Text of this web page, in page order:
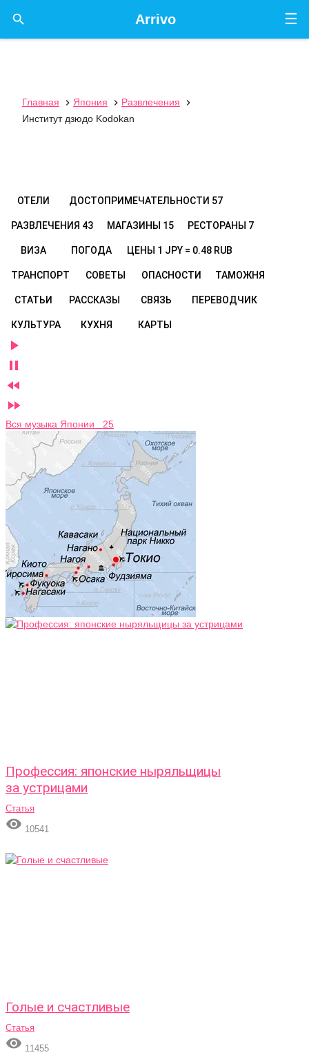
☰
Arrivo

Главная  Япония  Развлечения

Институт дзюдо Kodokan
ОТЕЛИ ДОСТОПРИМЕЧАТЕЛЬНОСТИ 57
РАЗВЛЕЧЕНИЯ 43 МАГАЗИНЫ 15 РЕСТОРАНЫ 7
ВИЗА ПОГОДА ЦЕНЫ 1 JPY = 0.48 RUB
ТРАНСПОРТ СОВЕТЫ ОПАСНОСТИ ТАМОЖНЯ
СТАТЬИ РАССКАЗЫ СВЯЗЬ ПЕРЕВОДЧИК
КУЛЬТУРА КУХНЯ КАРТЫ




Вся музыка Японии 25
Профессия: японские ныряльщицы
за устрицами
Статья
 10541
Голые и счастливые
Статья
 11455